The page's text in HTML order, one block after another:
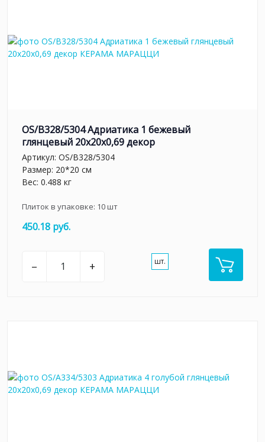
OS/B328/5304 Адриатика 1 бежевый
глянцевый 20x20x0,69 декор
Артикул: OS/B328/5304
Размер: 20*20 см
Вес: 0.488 кг
Плиток в упаковке: 10шт
450.18 руб.
– + шт.